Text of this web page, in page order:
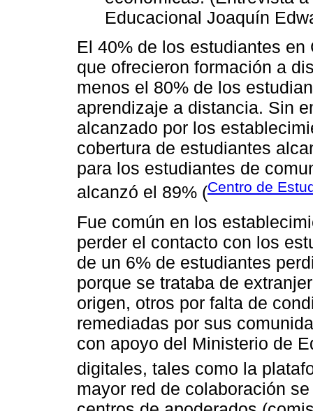
Educacional Joaquín
El 40% de los estudiantes
que ofrecieron formación a
menos el 80% de los
aprendizaje a distancia. Sin
alcanzado por los
cobertura de estudiantes
para los estudiantes de
alcanzó el 89% (Centro de
Fue común en los
perder el contacto con los
de un 6% de estudiantes
porque se trataba de
origen, otros por falta de
remediadas por sus
con apoyo del Ministerio de
digitales, tales como la
mayor red de colaboración